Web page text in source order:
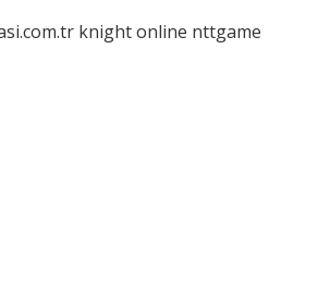
knight online nttgame